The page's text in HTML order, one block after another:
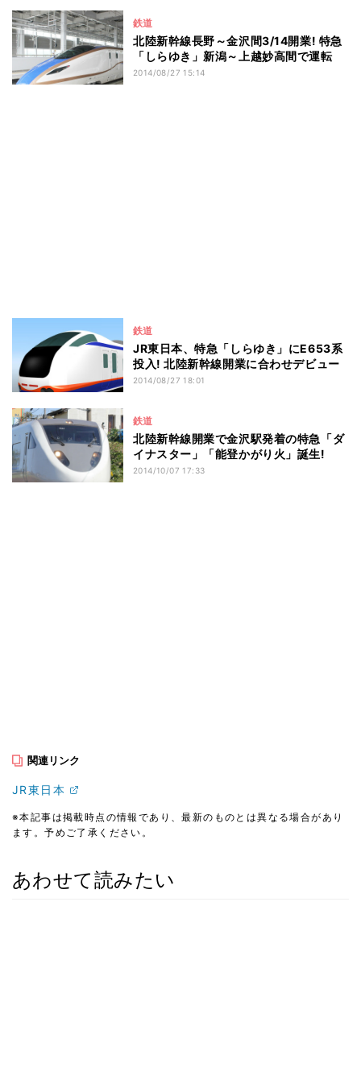
鉄道
北陸新幹線長野～金沢間3/14開業! 特急
「しらゆき」新潟～上越妙高間で運転
2014/08/27 15:14
鉄道
JR東日本、特急「しらゆき」にE653系
投入! 北陸新幹線開業に合わせデビュー
2014/08/27 18:01
鉄道
北陸新幹線開業で金沢駅発着の特急「ダ
イナスター」「能登かがり火」誕生!
2014/10/07 17:33
関連リンク
JR東日本
※本記事は掲載時点の情報であり、最新のものとは異なる場合があり
ます。予めご了承ください。
あわせて読みたい